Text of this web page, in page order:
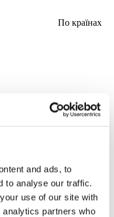
and ads, to
to analyse our traffic.
use of our site with
partners who
По країнах